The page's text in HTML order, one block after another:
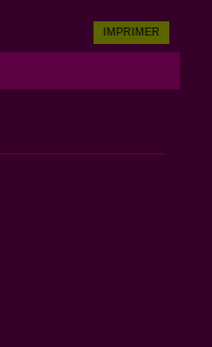
IMPRIMER